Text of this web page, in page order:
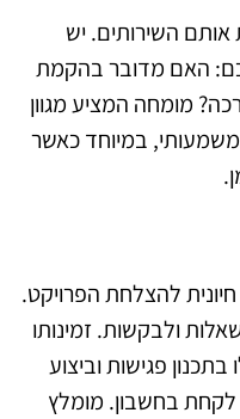
אותם השירותים. יש
האם מדובר בהקמת
מומחה המציע מגוון
משמעותי, במיוחד כאשר
להצלחת הפרויקט.
ולבקשות. זמינותו
פגישות וביצוע
בחשבון. מומלץ